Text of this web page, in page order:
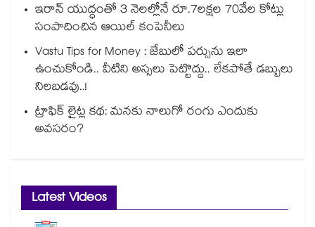
ఇరాన్ యుద్ధంతో 3 నెలల్లోనే రూ.7లక్షల 70వేల కోట్లు
సంపాదించిన ఆయిల్ కంపెనీలు
Vastu Tips for Money : జేబులో పర్సును ఇలా
ఉంచుకోండి.. వీటిని అస్సలు పెట్టొద్దు.. లేకపోతే డబ్బులు
నిలబడవు..!
ట్రాఫిక్ లైట్ల కథ: మనకు నాలుగో రంగు ఎందుకు
అవసరం?
Latest Videos